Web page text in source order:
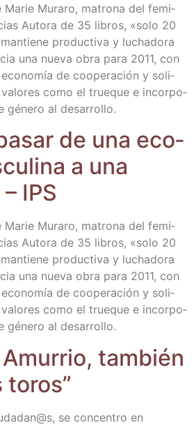
Marie Mura­ro, matro­na del femi­
Auto­ra de 35 libros, «solo 20
pro­duc­ti­va y lucha­do­ra
una nue­va obra para 2011, con
de coope­ra­ción y soli­
como el true­que e incor­po­
géne­ro al desarrollo.
de una eco­
a una
IPS
Marie Mura­ro, matro­na del femi­
Auto­ra de 35 libros, «solo 20
pro­duc­ti­va y lucha­do­ra
una nue­va obra para 2011, con
de coope­ra­ción y soli­
como el true­que e incor­po­
géne­ro al desarrollo.
tam­bién
toros”
se con­cen­tro en